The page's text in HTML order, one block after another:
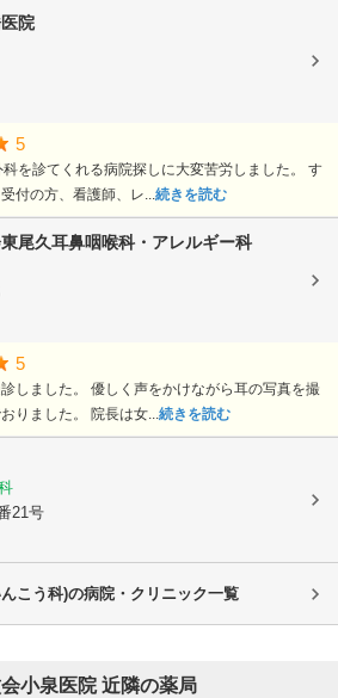
院
5
を診てくれる病院探しに大変苦労しました。 す
付の方、看護師、レ...続きを読む
東尾久耳鼻咽喉科・アレルギー科
5
しました。 優しく声をかけながら耳の写真を撮
りました。 院長は女...続きを読む
21号
こう科)の病院・クリニック一覧
小泉医院近隣の薬局